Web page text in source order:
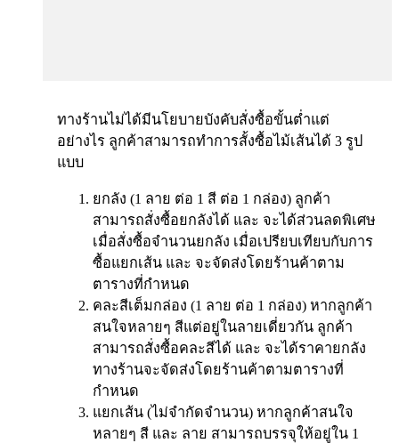
ทางร้านไม่ได้มีนโยบายบังคับสั่งซื้อขั้นต่ำแต่
อย่างไร ลูกค้าสามารถทำการสั้งซื้อไม้เส้นได้ 3 รูป
แบบ
ยกลัง (1 ลาย ต่อ 1 สี ต่อ 1 กล่อง) ลูกค้า
สามารถสั่งซื้อยกลังได้ และ จะได้ส่วนลดพิเศษ
เมื่อสั่งซื้อจำนวนยกลัง เมื่อเปรียบเทียบกับการ
ซื้อแยกเส้น และ จะจัดส่งโดยร้านค้าตาม
ตารางที่กำหนด
คละสีเต็มกล่อง (1 ลาย ต่อ 1 กล่อง) หากลูกค้า
สนใจหลายๆ สีแต่อยู่ในลายเดี่ยวกัน ลูกค้า
สามารถสั่งซื้อคละสีได้ และ จะได้ราคายกลัง
ทางร้านจะจัดส่งโดยร้านค้าตามตารางที่
กำหนด
แยกเส้น (ไม่จำกัดจำนวน) หากลูกค้าสนใจ
หลายๆ สี และ ลาย สามารถบรรจุให้อยู่ใน 1